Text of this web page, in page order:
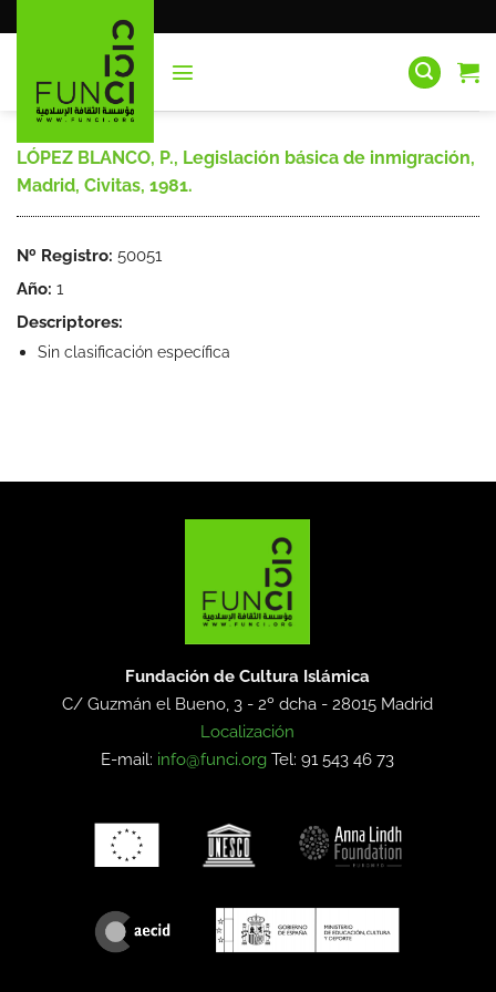
al
LÓPEZ BLANCO, P., Legislación básica de inmigración,
Madrid, Civitas, 1981.
Nº Registro: 50051
Año: 1
Descriptores:
Sin clasificación específica
Fundación de Cultura Islámica
C/ Guzmán el Bueno, 3 - 2º dcha -28015 Madrid
Localización
E-mail: info@funci.org Tel: 91 543 46 73